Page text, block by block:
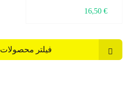
16,50 €
فیلتر محصولات